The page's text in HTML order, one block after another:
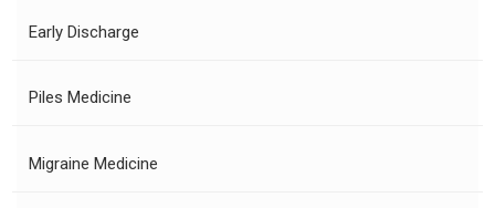
Early Discharge
Piles Medicine
Migraine Medicine